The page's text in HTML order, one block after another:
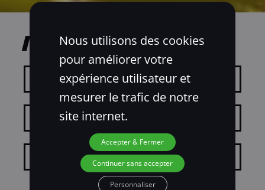
Nos offres d'emploi
MÉTIER
Administratif
Commercial
ENTITÉ
Groupe Bernard
Espace Agri
CONCESSION
Nous utilisons des cookies
pour améliorer votre
expérience utilisateur et
mesurer le trafic de notre
site internet.
Accepter & Fermer
Continuer sans accepter
Personnaliser